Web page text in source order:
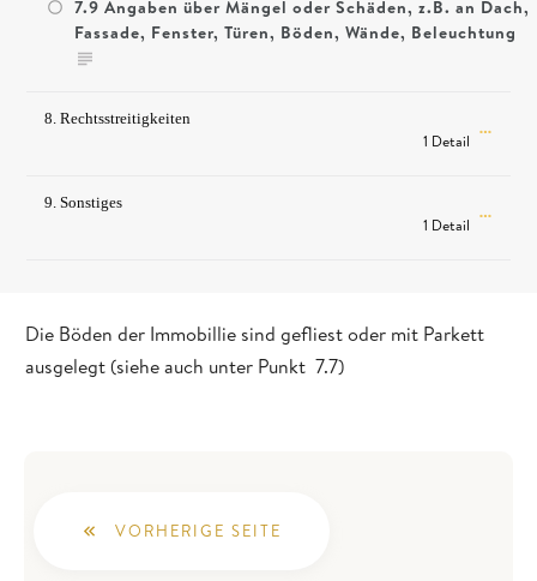
Die Böden der Immobillie sind gefliest oder mit Parkett
ausgelegt (siehe auch unter Punkt 7.7)
VORHERIGE SEITE
7.9 Angaben über Mängel oder Schäden, z.B. an Dach,
Fassade, Fenster, Türen, Böden, Wände, Beleuchtung
8. Rechtsstreitigkeiten
1 Detail
9. Sonstiges
1 Detail